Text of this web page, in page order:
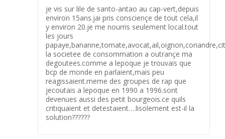
je vis sur lile de santo-antao au cap-vert,depuis
environ 15ans.jai pris consciençe de tout cela,il
y environ 20.je me nourris seulement local.tout
les jours
la societee de consommation a outrançe ma
degoutees.comme a lepoque je trouvais que
bcp de monde en parlaient,mais peu
reagissaient.meme des groupes de rap que
jecoutais a lepoque en 1990 a 1996.sont
devenues aussi des petit bourgeois.ce quils
critiquaient et detestaient….lisolement est-il la
solution??????